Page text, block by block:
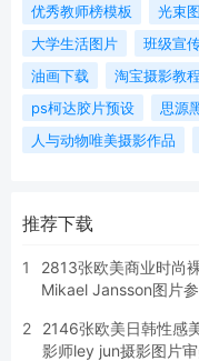
优秀教师榜模板
光束
大学生活图片
班级宣
油画下载
淘宝摄影教程
ps柯达胶片预设
思源
人与动物唯美摄影作品
推荐下载
1
2813张欧美商业时尚
Mikael Jansson图片
2
2146张欧美日韩性感
影师ley jun摄影图片